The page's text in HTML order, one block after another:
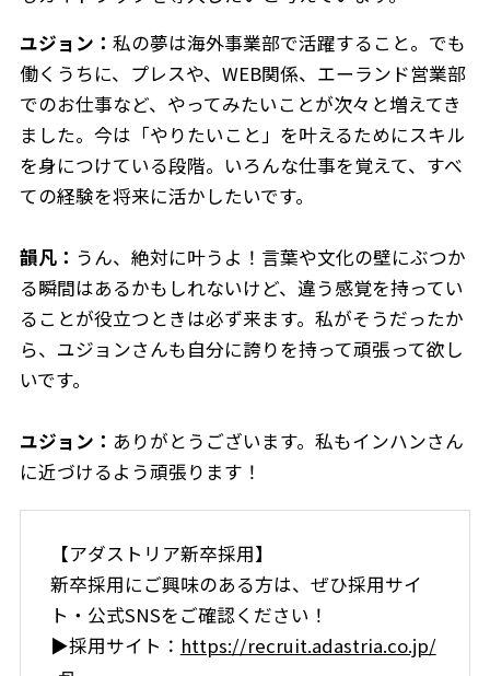
ユジョン： 私の夢は海外事業部で活躍すること。でも
働くうちに、プレスや、WEB関係、エーランド営業部
でのお仕事など、やってみたいことが次々と増えてき
ました。今は「やりたいこと」を叶えるためにスキル
を身につけている段階。いろんな仕事を覚えて、すべ
ての経験を将来に活かしたいです。
韻凡： うん、絶対に叶うよ！言葉や文化の壁にぶつか
る瞬間はあるかもしれないけど、違う感覚を持ってい
ることが役立つときは必ず来ます。私がそうだったか
ら、ユジョンさんも自分に誇りを持って頑張って欲し
いです。
ユジョン： ありがとうございます。私もインハンさん
に近づけるよう頑張ります！
【アダストリア新卒採用】
新卒採用にご興味のある方は、ぜひ採用サイ
ト・公式SNSをご確認ください！
▶採用サイト： https://recruit.adastria.co.jp/